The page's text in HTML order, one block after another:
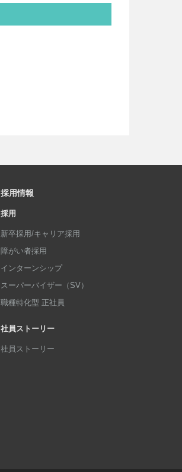
採用情報
採用
新卒採用/キャリア採用
障がい者採用
インターンシップ
スーパーバイザー（SV）
職種特化型 正社員
社員ストーリー
社員ストーリー